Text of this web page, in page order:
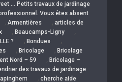
… Petits travaux de jardinage
Vous êtes absent
, Armentières , articles de
, Beaucamps-Ligny ,
? , Bondues ,
, Bricolage , Bricolage
Nord – 59
, Bricolage –
des travaux de jardinage
, cherche aide